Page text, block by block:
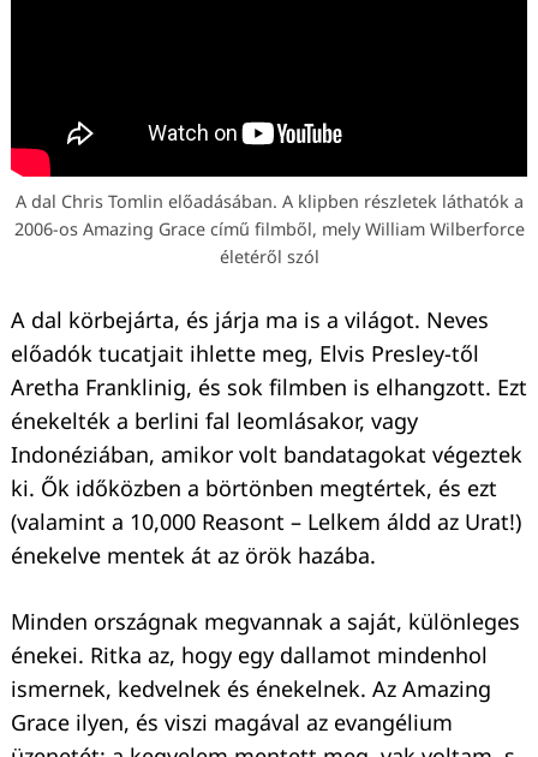
A dal Chris Tomlin előadásában. A klipben részletek láthatók a
2006-os Amazing Grace című filmből, mely William Wilberforce
életéről szól
A dal körbejárta, és járja ma is a világot. Neves
előadók tucatjait ihlette meg, Elvis Presley-től
Aretha Franklinig, és sok filmben is elhangzott. Ezt
énekelték a berlini fal leomlásakor, vagy
Indonéziában, amikor volt bandatagokat végeztek
ki. Ők időközben a börtönben megtértek, és ezt
(valamint a 10,000 Reasont – Lelkem áldd az Urat!)
énekelve mentek át az örök hazába.
Minden országnak megvannak a saját, különleges
énekei. Ritka az, hogy egy dallamot mindenhol
ismernek, kedvelnek és énekelnek. Az Amazing
Grace ilyen, és viszi magával az evangélium
Keresés: